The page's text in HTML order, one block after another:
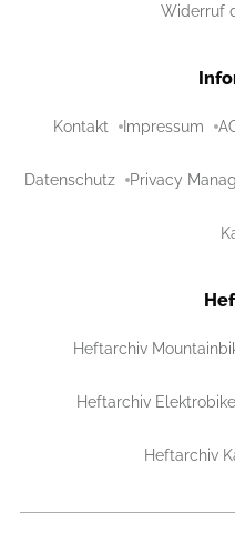
Widerruf
Kontakt Impressum
Datenschutz Privacy
Heftarchiv
Heftarchiv Elektrobike
Heftarchiv